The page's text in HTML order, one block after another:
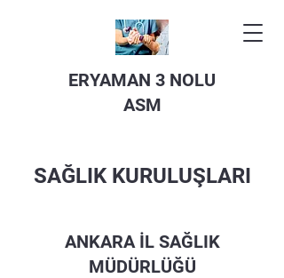
ERYAMAN 3 NOLU
ASM
SAĞLIK KURULUŞLARI
ANKARA İL SAĞLIK
MÜDÜRLÜĞÜ